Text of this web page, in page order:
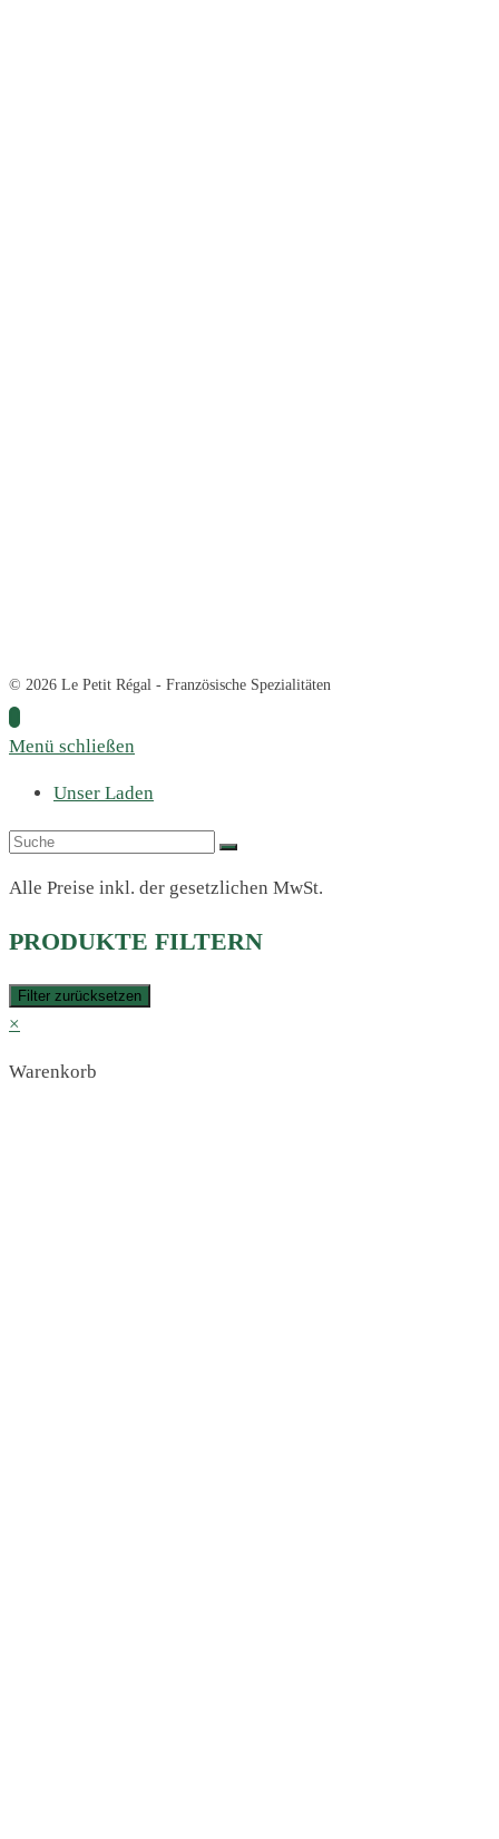
© 2026 Le Petit Régal - Französische Spezialitäten
Menü schließen
Unser Laden
Alle Preise inkl. der gesetzlichen MwSt.
PRODUKTE FILTERN
Filter zurücksetzen
×
Warenkorb